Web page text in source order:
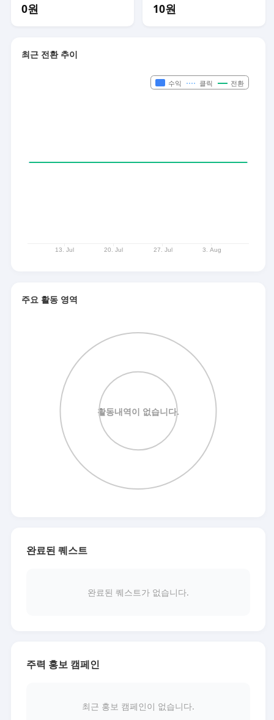
0원 10원
최근 전환 추이
주요 활동 영역
완료된 퀘스트
완료된 퀘스트가 없습니다.
주력 홍보 캠페인
최근 홍보 캠페인이 없습니다.